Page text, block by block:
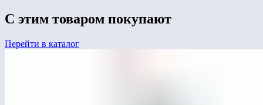
С этим товаром покупают
Перейти в каталог